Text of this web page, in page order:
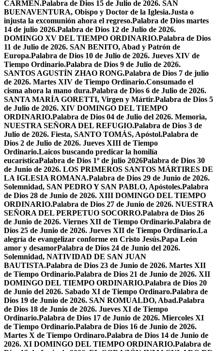
CARMEN.Palabra de Dios 15 de Julio de 2026. SAN
BUENAVENTURA, Obispo y Doctor de la Iglesia.Justa o
injusta la excomunión ahora el regreso.Palabra de Dios martes
14 de julio 2026.Palabra de Dios 12 de Julio de 2026.
DOMINGO XV DEL TIEMPO ORDINARIO.Palabra de Dios
11 de Julio de 2026. SAN BENITO, Abad y Patrón de
Europa.Palabra de Dios 10 de Julio de 2026. Jueves XIV de
Tiempo Ordinario.Palabra de Dios 9 de Julio de 2026.
SANTOS AGUSTÍN ZHAO RONG.Palabra de Dios 7 de julio
de 2026. Martes XIV de Tiempo Ordinario.Consumado el
cisma ahora la mano dura.Palabra de Dios 6 de Julio de 2026.
SANTA MARÍA GORETTI, Virgen y Mártir.Palabra de Dios 5
de Julio de 2026. XIV DOMINGO DEL TIEMPO
ORDINARIO.Palabra de Dios 04 de Julio del 2026. Memoria,
NUESTRA SEÑORA DEL REFUGIO.Palabra de Dios 3 de
Julio de 2026. Fiesta, SANTO TOMÁS, Apóstol.Palabra de
Dios 2 de Julio de 2026. Jueves XIII de Tiempo
Ordinario.Laicos buscando predicar la homilía
eucarísticaPalabra de Dios 1º de julio 2026Palabra de Dios 30
de Junio de 2026. LOS PRIMEROS SANTOS MÁRTIRES DE
LA IGLESIA ROMANA.Palabra de Dios 29 de Junio de 2026.
Solemnidad, SAN PEDRO Y SAN PABLO, Apóstoles.Palabra
de Dios 28 de Junio de 2026. XIII DOMINGO DEL TIEMPO
ORDINARIO.Palabra de Dios 27 de Junio de 2026. NUESTRA
SEÑORA DEL PERPETUO SOCORRO.Palabra de Dios 26
de Junio de 2026. Viernes XII de Tiempo Ordinario.Palabra de
Dios 25 de Junio de 2026. Jueves XII de Tiempo Ordinario.La
alegría de evangelizar conforme en Cristo Jesús.Papa León
amor y desamorPalabra de Dios 24 de Junio del 2026.
Solemnidad, NATIVIDAD DE SAN JUAN
BAUTISTA.Palabra de Dios 23 de Junio de 2026. Martes XII
de Tiempo Ordinario.Palabra de Dios 21 de Junio de 2026. XII
DOMINGO DEL TIEMPO ORDINARIO.Palabra de Dios 20
de Junio del 2026. Sabado XI de Tiempo Ordinaro.Palabra de
Dios 19 de Junio de 2026. SAN ROMUALDO, Abad.Palabra
de Dios 18 de Junio de 2026. Jueves XI de Tiempo
Ordinario.Palabra de Dios 17 de Junio de 2026. Miercoles XI
de Tiempo Ordinario.Palabra de Dios 16 de Junio de 2026.
Martes X de Tiempo Ordinaro.Palabra de Dios 14 de Junio de
2026. XI DOMINGO DEL TIEMPO ORDINARIO.Palabra de